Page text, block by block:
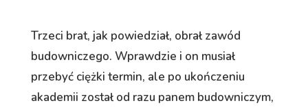
Trzeci brat, jak powiedział, obrał zawód
budowniczego. Wprawdzie i on musiał
przebyć ciężki termin, ale po ukończeniu
akademii został od razu panem budowniczym,